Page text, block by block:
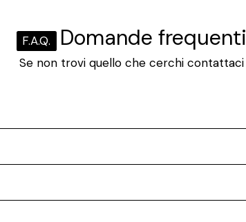
F.A.Q. Domande frequenti
Se non trovi quello che cerchi contattaci